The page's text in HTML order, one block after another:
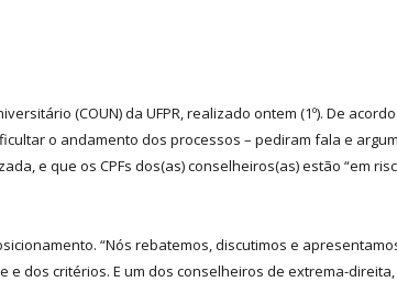
(COUN) da UFPR, realizado ontem (1º). De
o andamento dos processos – pediram fala e
e que os CPFs dos(as) conselheiros(as) estão “em
“Nós rebatemos, discutimos e
dos critérios. E um dos conselheiros de extrema-direita,